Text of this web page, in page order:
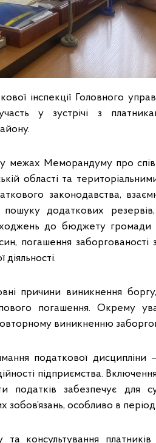
інспекції Головного
у зустрічі з
межах Меморандуму про
області та
законодавства,
додаткових
до бюджету громади
погашення заборгованості
діяльності.
причини виникнення
погашення. Окрему
виникненню
податкової
підприємства.
податків забезпечує для
особливо в період
та консультування